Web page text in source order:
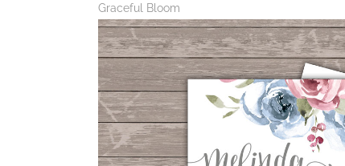
Graceful Bloom